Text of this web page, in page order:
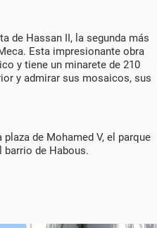
de Hassan II, la segunda más
Esta impresionante obra
y tiene un minarete de 210
y admirar sus mosaicos, sus
de Mohamed V, el parque
barrio de Habous.